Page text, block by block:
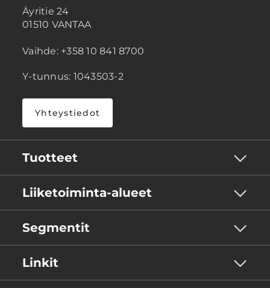
Äyritie 24
01510 VANTAA
Vaihde: +358 10 841 8700
Y-tunnus: 1043503-2
Yhteystiedot
Tuotteet
Liiketoiminta-alueet
Segmentit
Linkit